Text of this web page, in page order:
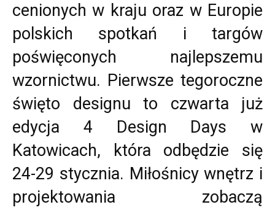
cenionych w kraju oraz w Europie
polskich spotkań i targów
poświęconych najlepszemu
wzornictwu. Pierwsze tegoroczne
święto designu to czwarta już
edycja 4 Design Days w
Katowicach, która odbędzie się
24-29 stycznia. Miłośnicy wnętrz i
projektowania zobaczą